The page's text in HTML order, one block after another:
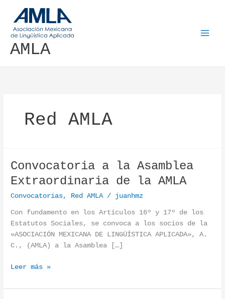
AMLA
Red AMLA
Convocatoria a la Asamblea
Extraordinaria de la AMLA
Convocatorias, Red AMLA/ juanhmz
Con fundamento en los Artículos 16º y 17º de los
Estatutos Sociales, se convoca a los socios de la
«ASOCIACIÓN MEXICANA DE LINGÜÍSTICA APLICADA», A.
C., (AMLA) a la Asamblea […]
Convocatoria a la Asamblea Extraordinaria de la AMLA
Leer más »